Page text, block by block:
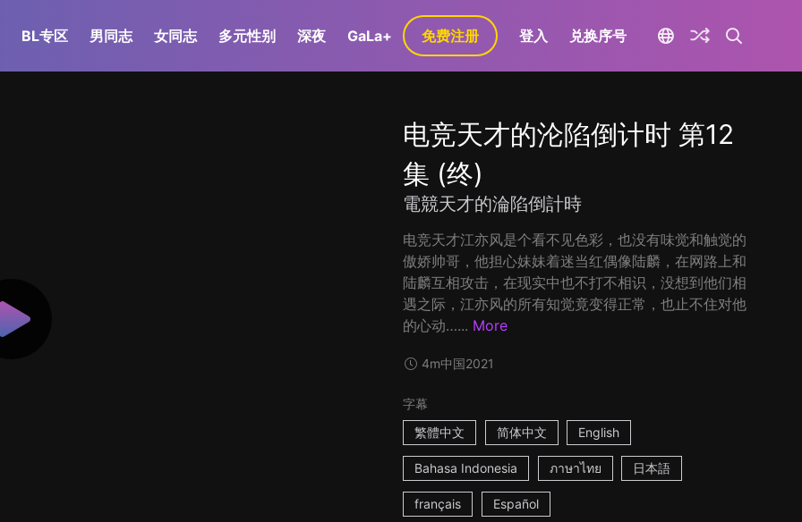
BL专区 男同志 女同志 多元性别 深夜 GaLa+ 免费注册 登入 兑换序号
电竞天才的沦陷倒计时 第12
集 (终)
電競天才的淪陷倒計時
电竞天才江亦风是个看不见色彩，也没有味觉和触觉的
傲娇帅哥，他担心妹妹着迷当红偶像陆麟，在网路上和
陆麟互相攻击，在现实中也不打不相识，没想到他们相
遇之际，江亦风的所有知觉竟变得正常，也止不住对他
的心动…... More
4m中国2021
字幕
繁體中文
简体中文 English
Bahasa Indonesia ภาษาไทย 日本語
français Español